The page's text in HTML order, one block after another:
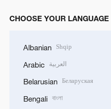
CHOOSE YOUR LANGUAGE
Albanian Shqip
Arabic العربية
Belarusian Беларуская
Bengali বাংলা